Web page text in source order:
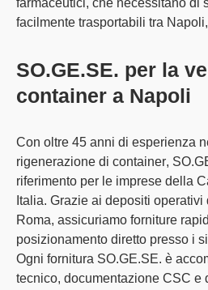
farmaceutici, che necessitano di
facilmente trasportabili tra
SO.GE.SE. per la
container a Napoli
Con oltre 45 anni di esperienza
rigenerazione di container,
riferimento per le imprese della
Italia. Grazie ai depositi operativi
Roma, assicuriamo forniture
posizionamento diretto presso i
Ogni fornitura SO.GE.SE. è
tecnico, documentazione CSC e